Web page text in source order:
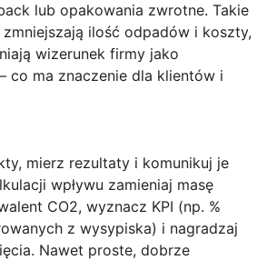
lub opakowania zwrotne. Takie
zmniejszają ilość odpadów i koszty,
wizerunek firmy jako
co ma znaczenie dla klientów i
mierz rezultaty i komunikuj je
wpływu zamieniaj masę
CO2, wyznacz KPI (np. %
z wysypiska) i nagradzaj
Nawet proste, dobrze